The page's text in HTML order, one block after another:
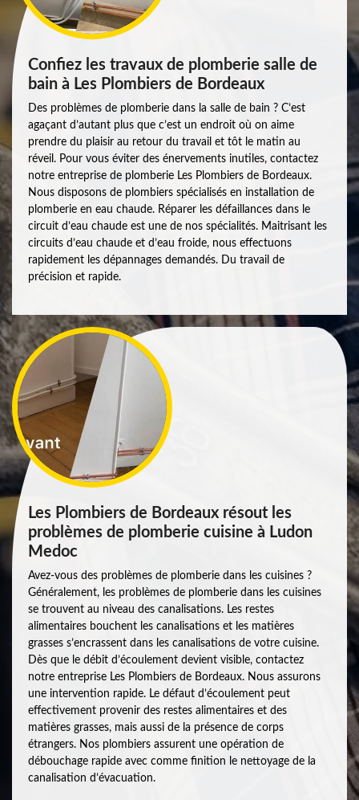
Confiez les travaux de plomberie salle de
bain à Les Plombiers de Bordeaux
Des problèmes de plomberie dans la salle de bain ? C’est
agaçant d’autant plus que c’est un endroit où on aime
prendre du plaisir au retour du travail et tôt le matin au
réveil. Pour vous éviter des énervements inutiles, contactez
notre entreprise de plomberie Les Plombiers de Bordeaux.
Nous disposons de plombiers spécialisés en installation de
plomberie en eau chaude. Réparer les défaillances dans le
circuit d’eau chaude est une de nos spécialités. Maitrisant les
circuits d’eau chaude et d’eau froide, nous effectuons
rapidement les dépannages demandés. Du travail de
précision et rapide.
Les Plombiers de Bordeaux résout les
problèmes de plomberie cuisine à Ludon
Medoc
Avez-vous des problèmes de plomberie dans les cuisines ?
Généralement, les problèmes de plomberie dans les cuisines
se trouvent au niveau des canalisations. Les restes
alimentaires bouchent les canalisations et les matières
grasses s’encrassent dans les canalisations de votre cuisine.
Dès que le débit d’écoulement devient visible, contactez
notre entreprise Les Plombiers de Bordeaux. Nous assurons
une intervention rapide. Le défaut d’écoulement peut
effectivement provenir des restes alimentaires et des
matières grasses, mais aussi de la présence de corps
étrangers. Nos plombiers assurent une opération de
débouchage rapide avec comme finition le nettoyage de la
canalisation d’évacuation.